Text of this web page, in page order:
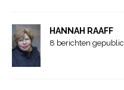
HANNAH RAAFF
8 berichten